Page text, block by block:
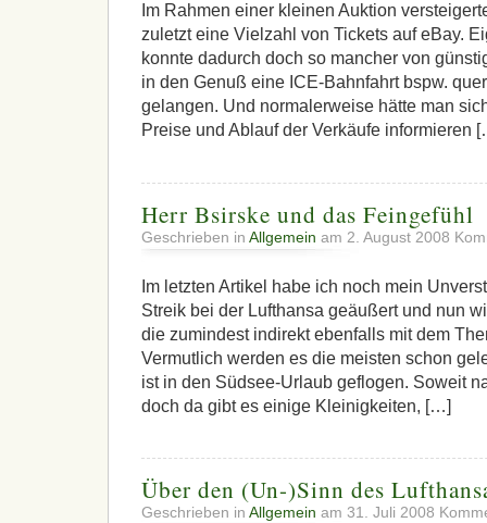
Im Rahmen einer kleinen Auktion
zuletzt eine Vielzahl von Tickets auf eBay.
konnte dadurch doch so mancher von
in den Genuß eine ICE-Bahnfahrt bspw.
gelangen. Und normalerweise hätte man
Preise und Ablauf der Verkäufe informieren
Herr Bsirske und das Feingefühl
Geschrieben in Allgemein am 2. August 2008
Im letzten Artikel habe ich noch mein
Streik bei der Lufthansa geäußert und nun
die zumindest indirekt ebenfalls mit dem
Vermutlich werden es die meisten schon
ist in den Südsee-Urlaub geflogen. Soweit
doch da gibt es einige Kleinigkeiten, […]
Über den (Un-)Sinn des
Geschrieben in Allgemein am 31. Juli 2008